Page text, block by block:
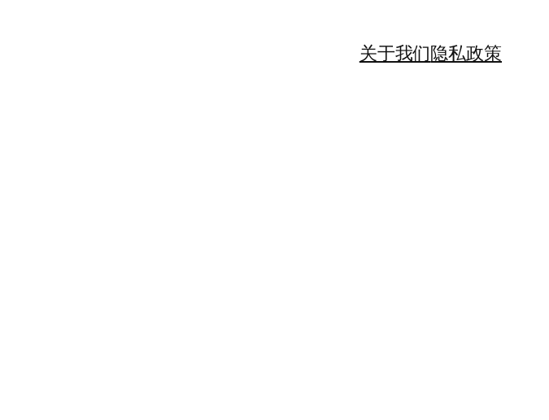
关于我们隐私政策